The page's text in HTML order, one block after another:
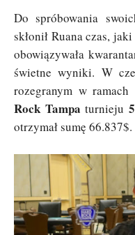
Do spróbowania
skłonił Ruana czas,
obowiązywała
świetne wyniki. W
rozegranym w ramach
Rock Tampa turnieju
otrzymał sumę 66.837$.